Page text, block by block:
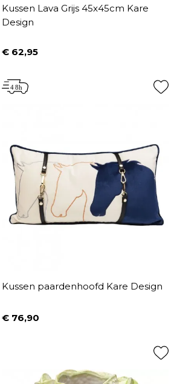
Kussen Lava Grijs 45x45cm Kare
Design
Prijs
€ 62,95
Kussen paardenhoofd Kare Design
Prijs
€ 76,90